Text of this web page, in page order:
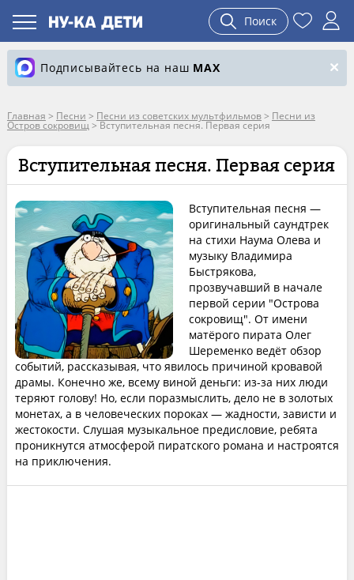
Поиск
Подписывайтесь на наш MAX
Главная > Песни > Песни из советских мультфильмов> Песни из
Остров сокровищ>Вступительная песня. Первая серия
Вступительная песня. Первая серия
Вступительная песня —
оригинальный саундтрек
на стихи Наума Олева и
музыку Владимира
Быстрякова,
прозвучавший в начале
первой серии "Острова
сокровищ". От имени
матёрого пирата Олег
Шеременко ведёт обзор
событий, рассказывая, что явилось причиной кровавой
драмы. Конечно же, всему виной деньги: из-за них люди
теряют голову! Но, если поразмыслить, дело не в золотых
монетах, а в человеческих пороках — жадности, зависти и
жестокости. Слушая музыкальное предисловие, ребята
проникнутся атмосферой пиратского романа и настроятся
на приключения.